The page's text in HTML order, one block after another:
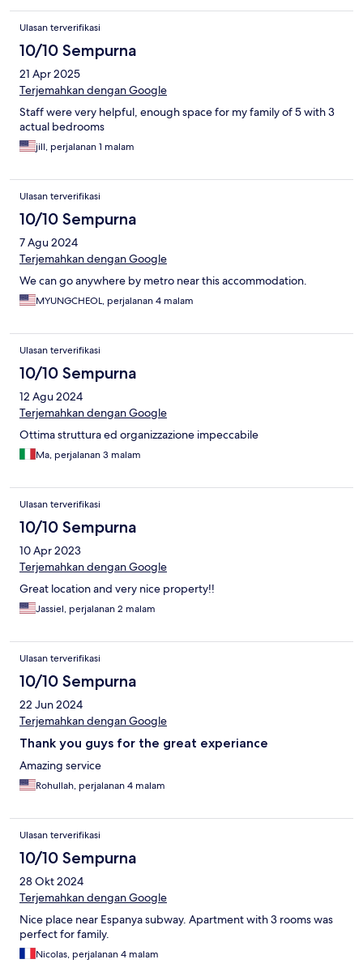
Ulasan terverifikasi
10/10 Sempurna
21 Apr 2025
Terjemahkan dengan Google
Staff were very helpful, enough space for my family of 5 with 3
actual bedrooms
jill, perjalanan 1 malam
Ulasan terverifikasi
10/10 Sempurna
7 Agu 2024
Terjemahkan dengan Google
We can go anywhere by metro near this accommodation.
MYUNGCHEOL, perjalanan 4 malam
Ulasan terverifikasi
10/10 Sempurna
12 Agu 2024
Terjemahkan dengan Google
Ottima struttura ed organizzazione impeccabile
Ma, perjalanan 3 malam
Ulasan terverifikasi
10/10 Sempurna
10 Apr 2023
Terjemahkan dengan Google
Great location and very nice property!!
Jassiel, perjalanan 2 malam
Ulasan terverifikasi
10/10 Sempurna
22 Jun 2024
Terjemahkan dengan Google
Thank you guys for the great experiance
Amazing service
Rohullah, perjalanan 4 malam
Ulasan terverifikasi
10/10 Sempurna
28 Okt 2024
Terjemahkan dengan Google
Nice place near Espanya subway. Apartment with 3 rooms was
perfect for family.
Nicolas, perjalanan 4 malam